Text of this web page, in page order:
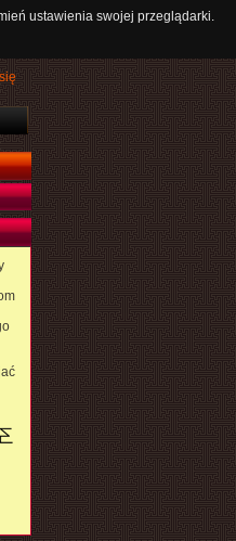
ustawienia swojej przeglądarki.